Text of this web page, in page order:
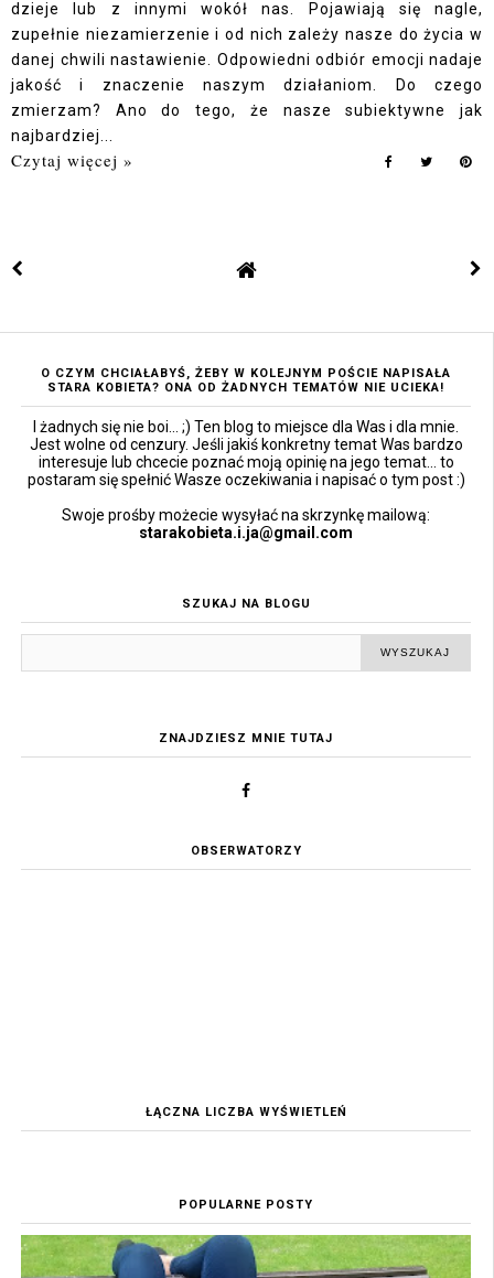
dzieje lub z innymi wokół nas. Pojawiają się nagle,
zupełnie niezamierzenie i od nich zależy nasze do życia w
danej chwili nastawienie. Odpowiedni odbiór emocji nadaje
jakość i znaczenie naszym działaniom. Do czego
zmierzam? Ano do tego, że nasze subiektywne jak
najbardziej...
Czytaj więcej »
O CZYM CHCIAŁABYŚ, ŻEBY W KOLEJNYM POŚCIE NAPISAŁA
STARA KOBIETA? ONA OD ŻADNYCH TEMATÓW NIE UCIEKA!
I żadnych się nie boi... ;) Ten blog to miejsce dla Was i dla mnie.
Jest wolne od cenzury. Jeśli jakiś konkretny temat Was bardzo
interesuje lub chcecie poznać moją opinię na jego temat... to
postaram się spełnić Wasze oczekiwania i napisać o tym post :)
Swoje prośby możecie wysyłać na skrzynkę mailową:
starakobieta.i.ja@gmail.com
SZUKAJ NA BLOGU
ZNAJDZIESZ MNIE TUTAJ
OBSERWATORZY
ŁĄCZNA LICZBA WYŚWIETLEŃ
POPULARNE POSTY